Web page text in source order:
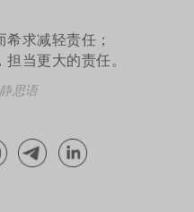
求减轻责任；
当更大的责任。
思语